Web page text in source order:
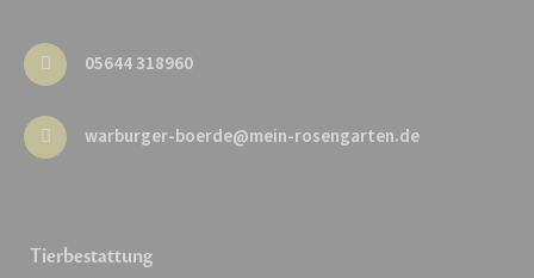
05644 318960
warburger-boerde@mein-rosengarten.de
Tierbestattung